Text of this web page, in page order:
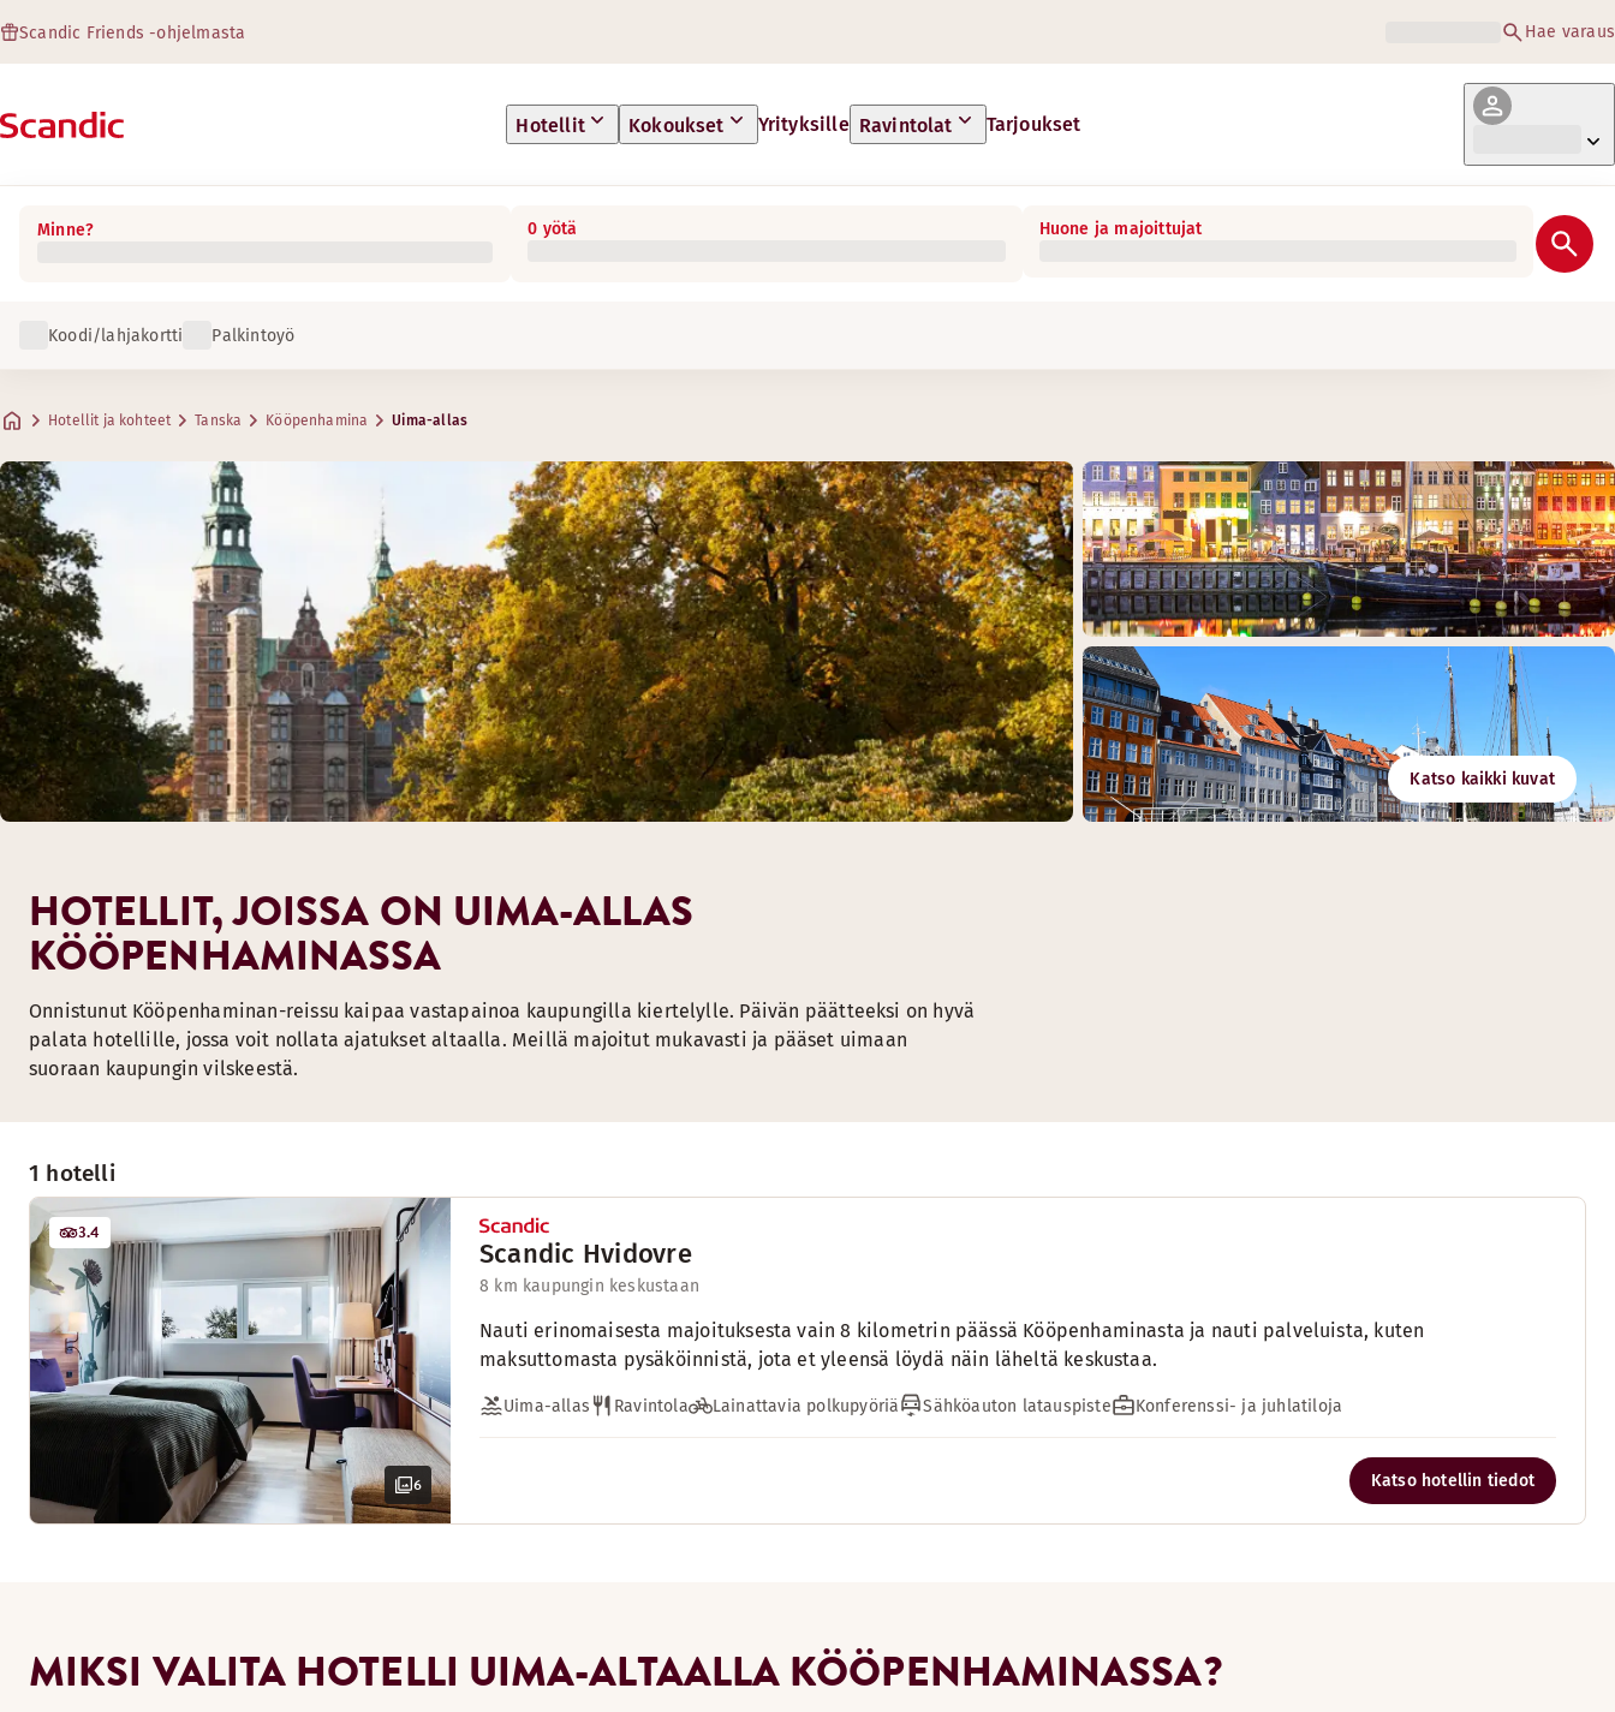
Scandic Friends -ohjelmasta Hae varaus
Hotellit Kokoukset Yrityksille Ravintolat Tarjoukset
Minne? 0 yötä Huone ja majoittujat
Koodi/lahjakortti Palkintoyö
Hotellit ja kohteet Tanska Kööpenhamina Uima-allas
Katso kaikki kuvat
1 hotelli
6
3.4
Scandic Hvidovre
8 km kaupungin keskustaan
Nauti erinomaisesta majoituksesta vain 8 kilometrin päässä Kööpenhaminasta ja nauti palveluista, kuten
maksuttomasta pysäköinnistä, jota et yleensä löydä näin läheltä keskustaa.
Uima-allas Ravintola Lainattavia polkupyöriä Sähköauton latauspiste Konferenssi- ja juhlatiloja
Katso hotellin tiedot
MIKSI VALITA HOTELLI UIMA-ALTAALLA KÖÖPENHAMINASSA?
HOTELLIT, JOISSA ON UIMA-ALLAS
KÖÖPENHAMINASSA
Onnistunut Kööpenhaminan-reissu kaipaa vastapainoa kaupungilla kiertelylle. Päivän päätteeksi on hyvä
palata hotellille, jossa voit nollata ajatukset altaalla. Meillä majoitut mukavasti ja pääset uimaan
suoraan kaupungin vilskeestä.